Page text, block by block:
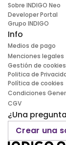
Sobre INDIGO Neo
Developer Portal
Grupo INDIGO
Info
Medios de pago
Menciones legales
Gestión de cookies
Politica de
Política de cookies
Condiciones
CGV
¿Una
Crear una